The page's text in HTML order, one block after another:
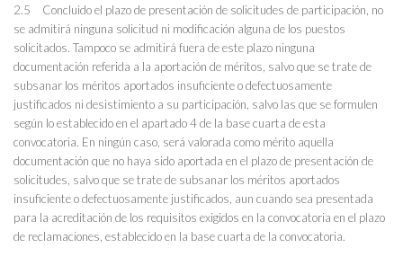
2.5 Concluido el plazo de presentación de solicitudes de participación, no
se admitirá ninguna solicitud ni modificación alguna de los puestos
solicitados. Tampoco se admitirá fuera de este plazo ninguna
documentación referida a la aportación de méritos, salvo que se trate de
subsanar los méritos aportados insuficiente o defectuosamente
justificados ni desistimiento a su participación, salvo las que se formulen
según lo establecido en el apartado 4 de la base cuarta de esta
convocatoria. En ningún caso, será valorada como mérito aquella
documentación que no haya sido aportada en el plazo de presentación de
solicitudes, salvo que se trate de subsanar los méritos aportados
insuficiente o defectuosamente justificados, aun cuando sea presentada
para la acreditación de los requisitos exigidos en la convocatoria en el plazo
de reclamaciones, establecido en la base cuarta de la convocatoria.